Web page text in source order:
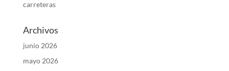
carreteras
Archivos
junio 2026
mayo 2026